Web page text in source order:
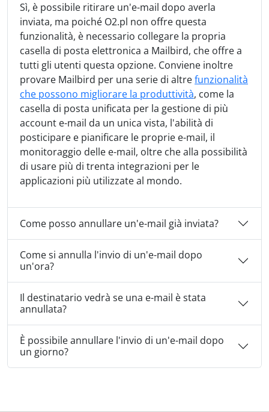
Sì, è possibile ritirare un'e-mail dopo averla
inviata, ma poiché O2.pl non offre questa
funzionalità, è necessario collegare la propria
casella di posta elettronica a Mailbird, che offre a
tutti gli utenti questa opzione. Conviene inoltre
provare Mailbird per una serie di altrefunzionalità
che possono migliorare la produttività, come la
casella di posta unificata per la gestione di più
account e-mail da un unica vista, l'abilità di
posticipare e pianificare le proprie e-mail, il
monitoraggio delle e-mail, oltre che alla possibilità
di usare più di trenta integrazioni per le
applicazioni più utilizzate al mondo.
Come posso annullare un'e-mail già inviata?
Come si annulla l'invio di un'e-mail dopo
un'ora?
Il destinatario vedrà se una e-mail è stata
annullata?
È possibile annullare l'invio di un'e-mail dopo
un giorno?